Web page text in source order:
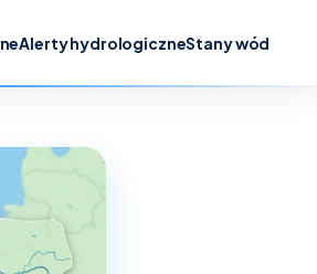
Alerty hydrologiczneStany wód